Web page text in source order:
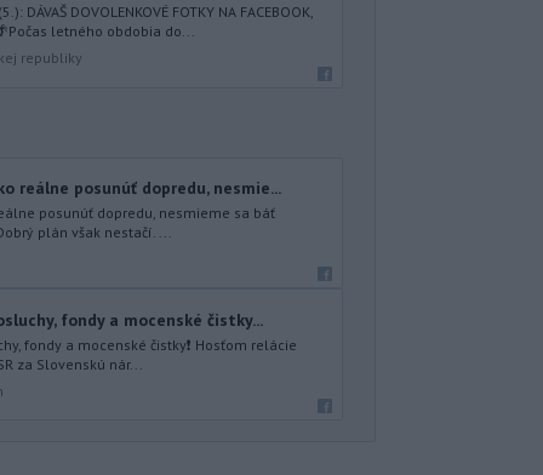
DÁVAŠ DOVOLENKOVÉ FOTKY NA FACEBOOK,
🌴Počas letného obdobia do...
republiky
reálne posunúť dopredu, nesmie...
posunúť dopredu, nesmieme sa báť
plán však nestačí. ...
fondy a mocenské čistky...
fondy a mocenské čistky❗️ Hosťom relácie
za Slovenskú nár...